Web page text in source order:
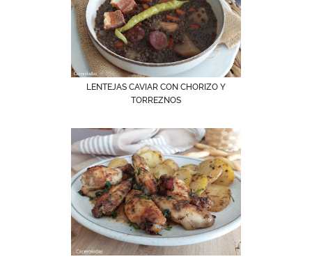
LENTEJAS CAVIAR CON CHORIZO Y
TORREZNOS